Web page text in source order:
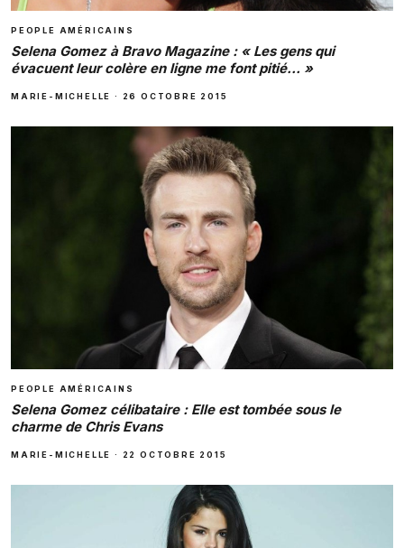
PEOPLE AMÉRICAINS
Selena Gomez à Bravo Magazine : « Les gens qui
évacuent leur colère en ligne me font pitié… »
MARIE-MICHELLE · 26 OCTOBRE 2015
PEOPLE AMÉRICAINS
Selena Gomez célibataire : Elle est tombée sous le
charme de Chris Evans
MARIE-MICHELLE · 22 OCTOBRE 2015